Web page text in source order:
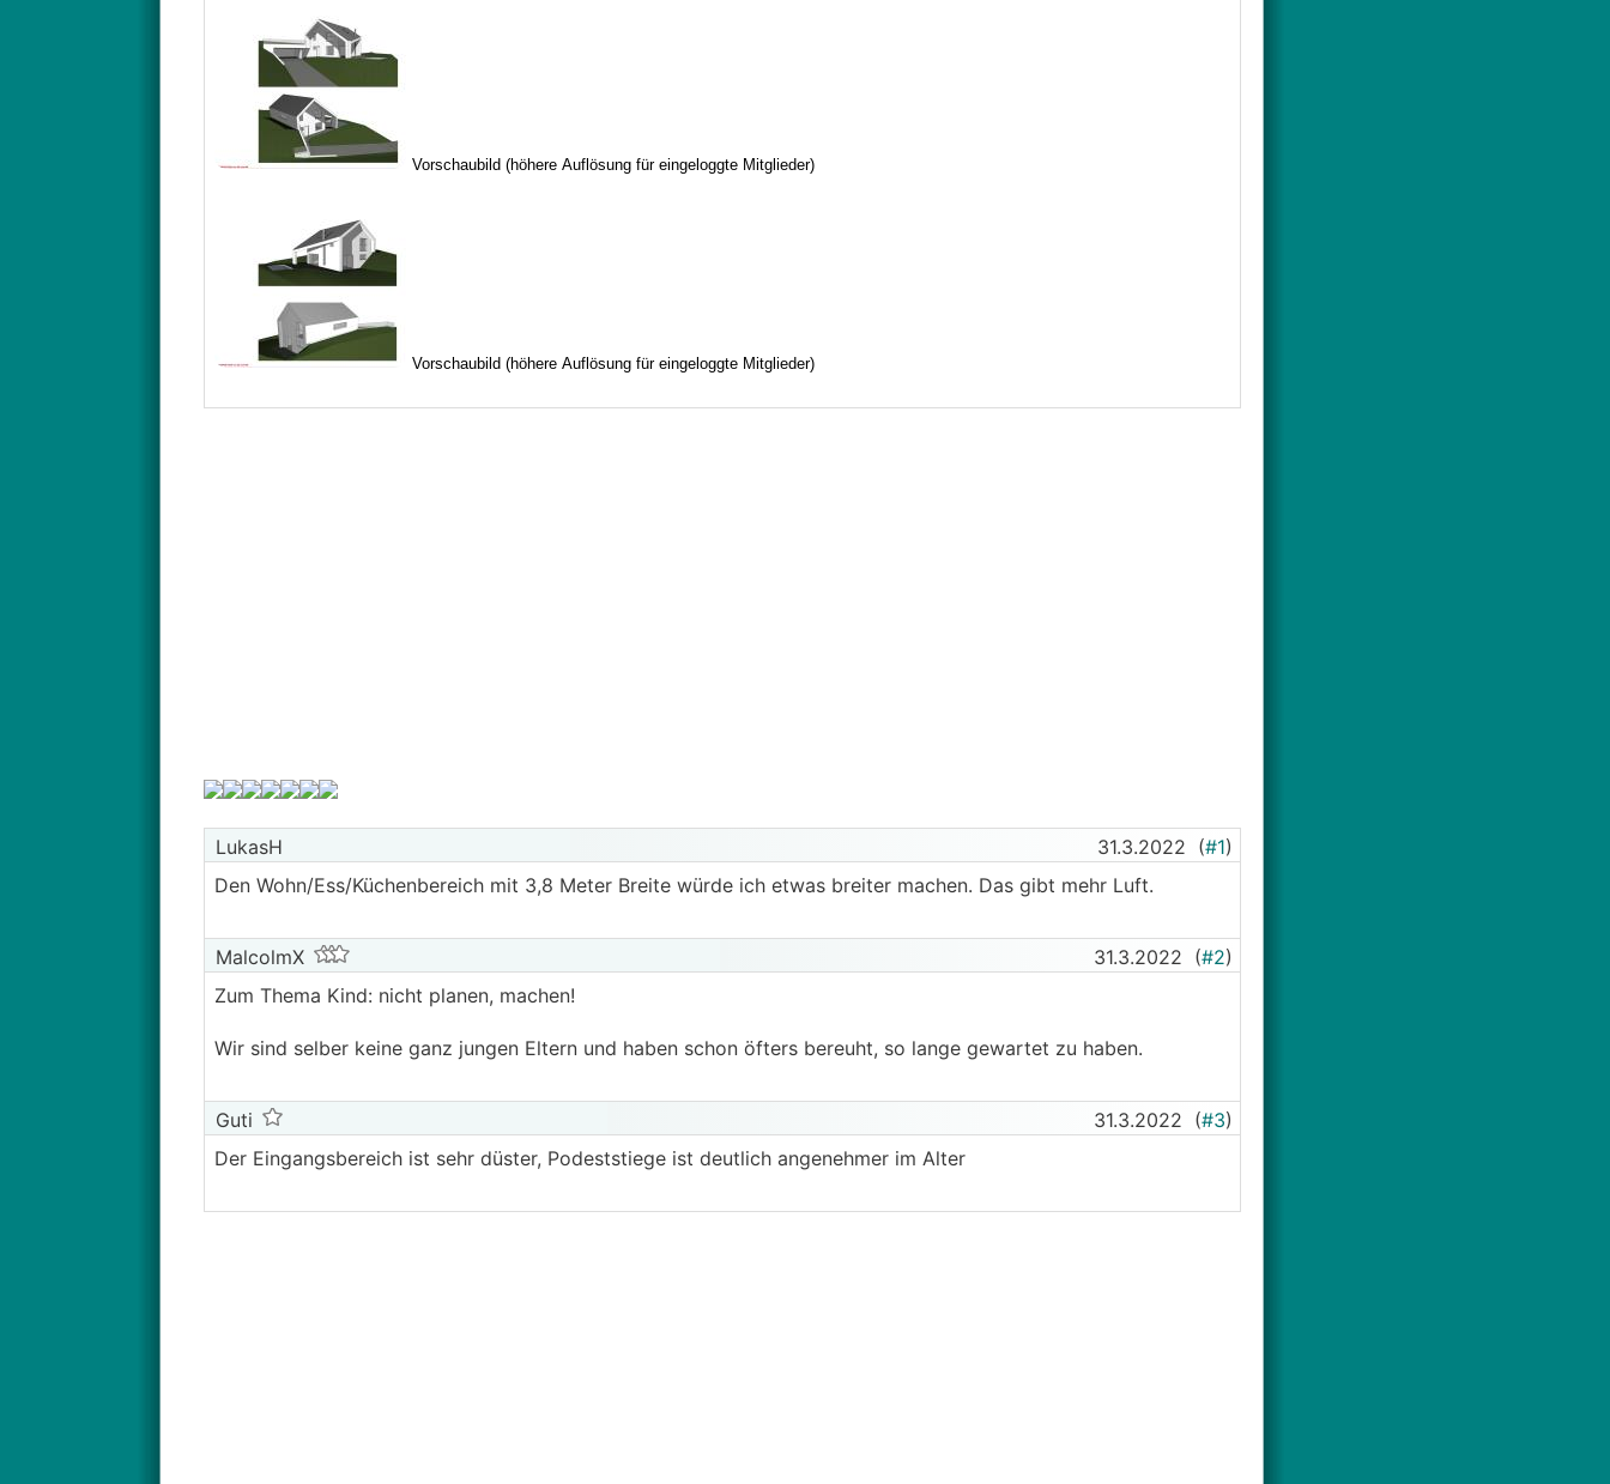
LukasH 31.3.2022 (#1)
Den Wohn/Ess/Küchenbereich mit 3,8 Meter Breite würde ich etwas breiter machen. Das gibt mehr Luft.
MalcolmX 31.3.2022 (#2)
Zum Thema Kind: nicht planen, machen!
Wir sind selber keine ganz jungen Eltern und haben schon öfters bereuht, so lange gewartet zu haben.
Guti 31.3.2022 (#3)
Der Eingangsbereich ist sehr düster, Podeststiege ist deutlich angenehmer im Alter